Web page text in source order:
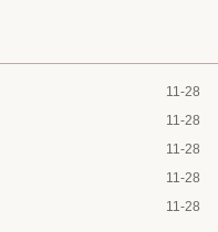
11-28
11-28
11-28
11-28
11-28